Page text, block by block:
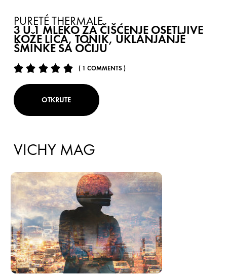
PURETÉ THERMALE
3 U 1 MLEKO ZA ČIŠĆENJE OSETLJIVE
KOŽE LICA, TONIK, UKLANJANJE
ŠMINKE SA OČIJU
( 1 COMMENTS )
OTKRIJTE
VICHY MAG